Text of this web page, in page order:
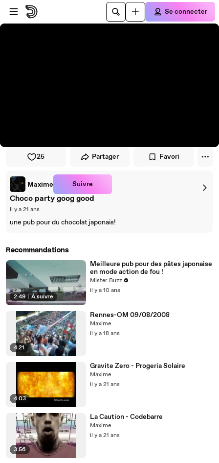
Passer au player
Passer au contenu principal
Se connecter
25 Partager Favori
Maxime Suivre
Choco party goog good
il y a 21 ans
une pub pour du chocolat japonais!
Recommandations
2:49 À suivre
Meilleure pub pour des pâtes japonaise
en mode action de fou !
Mister Buzz
il y a 10 ans
4:21
Rennes-OM 09/08/2008
Maxime
il y a 18 ans
4:03
Gravite Zero - Progeria Solaire
Maxime
il y a 21 ans
3:56
La Caution - Codebarre
Maxime
il y a 21 ans